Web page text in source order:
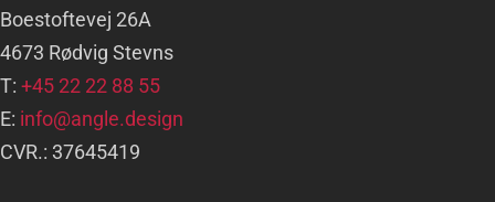
Boestoftevej 26A
4673 Rødvig Stevns
T: +45 22 22 88 55
E: info@angle.design
CVR.: 37645419